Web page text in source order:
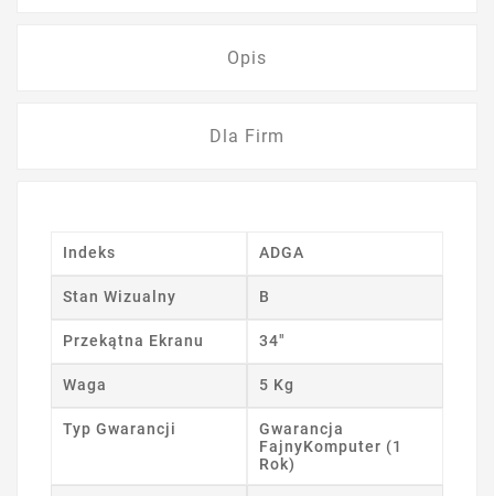
Opis
Dla Firm
Indeks ADGA
Stan Wizualny B
Przekątna Ekranu 34"
Waga 5 Kg
Typ Gwarancji
Gwarancja
FajnyKomputer (1
Rok)